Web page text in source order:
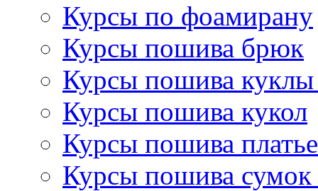
Курсы по фоамирану
Курсы пошива брюк
Курсы пошива
Курсы пошива кукол
Курсы пошива
Курсы пошива сумок